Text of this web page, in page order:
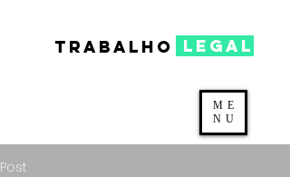
TRABALHO legal
ME
NU
Post